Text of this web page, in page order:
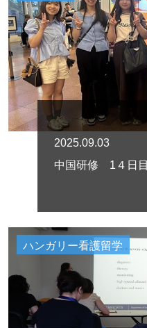
2025.09.03
中国研修 1４日目
ハンガリー看護留学